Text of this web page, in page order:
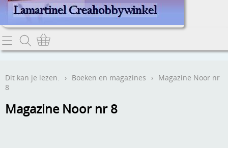
Home
Contact
Webwinkel
Dit kan je lezen. › Boeken en magazines › Magazine Noor nr
8
Magazine Noor nr 8